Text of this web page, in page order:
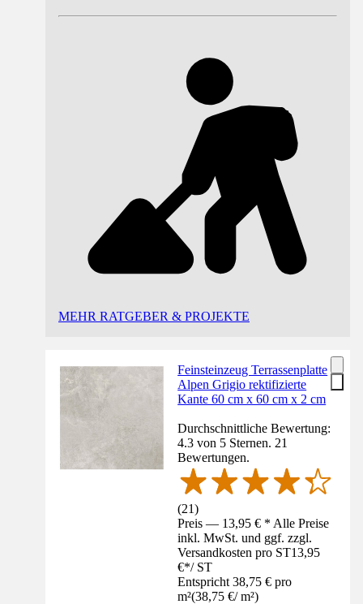
MEHR RATGEBER & PROJEKTE
Feinsteinzeug Terrassenplatte
Alpen Grigio rektifizierte
Kante 60 cm x 60 cm x 2 cm
Durchschnittliche Bewertung:
4.3 von 5 Sternen. 21
Bewertungen.
(21)
Preis — 13,95 € * Alle Preise
inkl. MwSt. und ggf. zzgl.
Versandkosten pro ST13,95
€*/ ST
Entspricht 38,75 € pro
m²(38,75 €/ m²)